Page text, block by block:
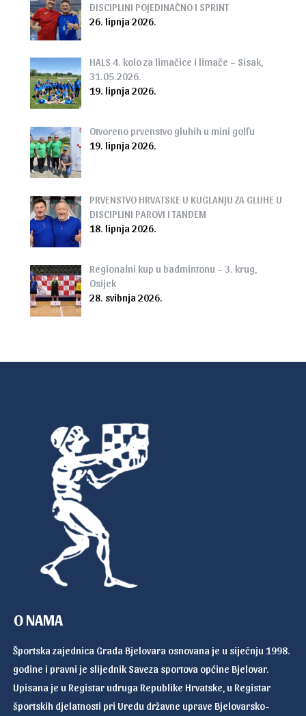
DISCIPLINI POJEDINAČNO I SPRINT
26. lipnja 2026.
HALS 4. kolo za limačice i limače – Sisak,
31.05.2026.
19. lipnja 2026.
Otvoreno prvenstvo gluhih u mini golfu
19. lipnja 2026.
PRVENSTVO HRVATSKE U KUGLANJU ZA GLUHE U
DISCIPLINI PAROVI I TANDEM
18. lipnja 2026.
Regionalni kup u badmintonu – 3. krug,
Osijek
28. svibnja 2026.
O NAMA
Športska zajednica Grada Bjelovara osnovana je u siječnju 1998.
godine i pravni je slijednik Saveza sportova općine Bjelovar.
Upisana je u Registar udruga Republike Hrvatske, u Registar
športskih djelatnosti pri Uredu državne uprave Bjelovarsko-